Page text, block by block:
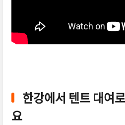
한강에서 텐트 대여
요